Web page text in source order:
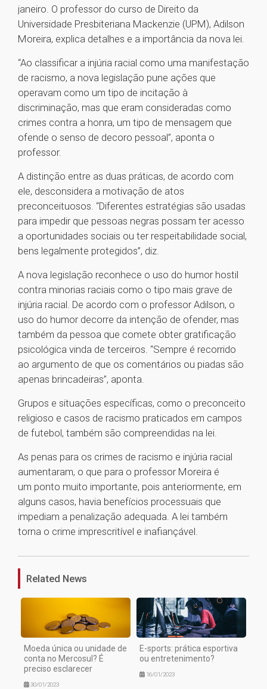
janeiro. O professor do curso de Direito da
Universidade Presbiteriana Mackenzie (UPM), Adilson
Moreira, explica detalhes e a importância da nova lei.
“Ao classificar a injúria racial como uma manifestação
de racismo, a nova legislação pune ações que
operavam como um tipo de incitação à
discriminação, mas que eram consideradas como
crimes contra a honra, um tipo de mensagem que
ofende o senso de decoro pessoal”, aponta o
professor.
A distinção entre as duas práticas, de acordo com
ele, desconsidera a motivação de atos
preconceituosos. “Diferentes estratégias são usadas
para impedir que pessoas negras possam ter acesso
a oportunidades sociais ou ter respeitabilidade social,
bens legalmente protegidos”, diz.
A nova legislação reconhece o uso do humor hostil
contra minorias raciais como o tipo mais grave de
injúria racial. De acordo com o professor Adilson, o
uso do humor decorre da intenção de ofender, mas
também da pessoa que comete obter gratificação
psicológica vinda de terceiros. “Sempre é recorrido
ao argumento de que os comentários ou piadas são
apenas brincadeiras”, aponta.
Grupos e situações específicas, como o preconceito
religioso e casos de racismo praticados em campos
de futebol, também são compreendidas na lei.
As penas para os crimes de racismo e injúria racial
aumentaram, o que para o professor Moreira é
um ponto muito importante, pois anteriormente, em
alguns casos, havia benefícios processuais que
impediam a penalização adequada. A lei também
torna o crime imprescritível e inafiançável.
1
Related News
Moeda única ou unidade de
conta no Mercosul? É
preciso esclarecer
30/01/2023
E-sports: prática esportiva
ou entretenimento?
16/01/2023